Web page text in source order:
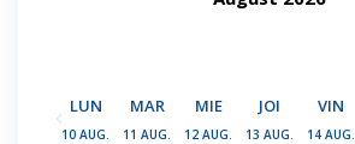
LUN
10 AUG.
MAR
11 AUG.
MIE
12 AUG.
JOI
13 AUG.
VIN
14 AUG.